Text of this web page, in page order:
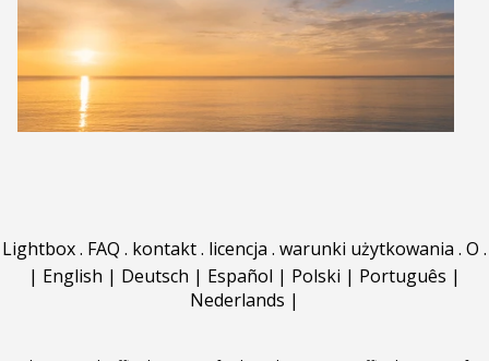
Lightbox. FAQ . kontakt. licencja . warunki użytkowania . O .
| English | Deutsch | Español | Polski | Português |
Nederlands |